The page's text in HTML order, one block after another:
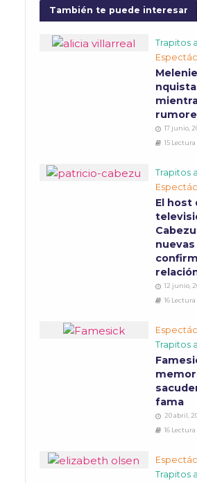
También te puede interesar
Trapitos
17 junio,
15
Trapitos
El host
12 junio,
16
Trapitos
fama
20 abril,
16
Trapitos